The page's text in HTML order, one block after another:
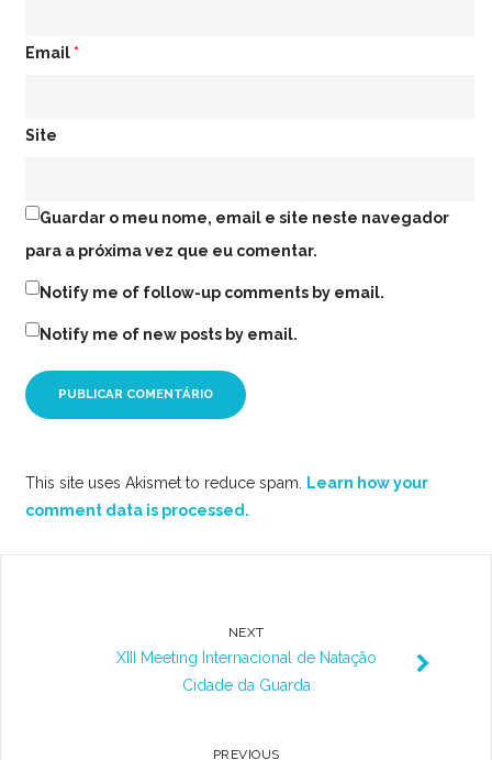
Email *
Site
Guardar o meu nome, email e site neste navegador
para a próxima vez que eu comentar.
Notify me of follow-up comments by email.
Notify me of new posts by email.
This site uses Akismet to reduce spam. Learn how your
comment data is processed.
NEXT
XIII Meeting Internacional de Natação
Cidade da Guarda
PREVIOUS